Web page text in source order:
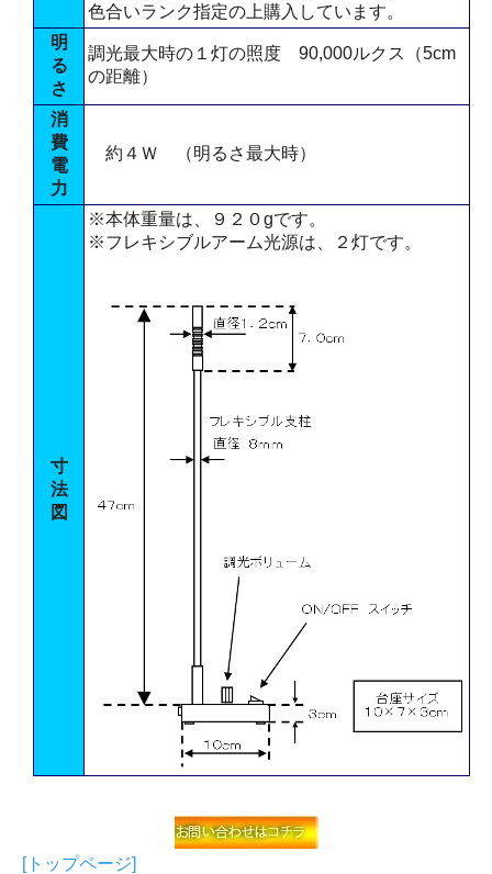
色合いランク指定の上購入しています。
明
る
さ
調光最大時の１灯の照度 90,000ルクス（5cm
の距離）
消
費
電
力
約４Ｗ （明るさ最大時）
寸
法
図
※本体重量は、９２０gです。
※フレキシブルアーム光源は、２灯です。
[トップページ]